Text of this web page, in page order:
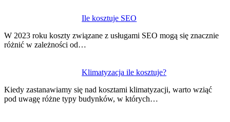
Ile kosztuje SEO
W 2023 roku koszty związane z usługami SEO mogą się znacznie
różnić w zależności od…
Klimatyzacja ile kosztuje?
Kiedy zastanawiamy się nad kosztami klimatyzacji, warto wziąć
pod uwagę różne typy budynków, w których…